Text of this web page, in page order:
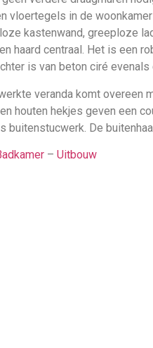
vloertegels in de
kastenwand, greeploze
haard centraal. Het is een
is van beton ciré
veranda komt overeen
houten hekjes geven een
buitenstucwerk. De
– Uitbouw